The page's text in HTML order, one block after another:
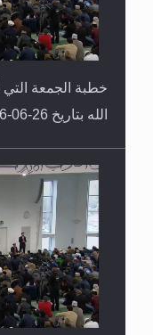
خطبة الجمعة التي
الله بتاريخ 26-06-2026